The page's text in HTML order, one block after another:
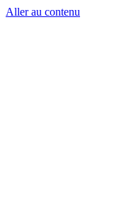
Aller au contenu